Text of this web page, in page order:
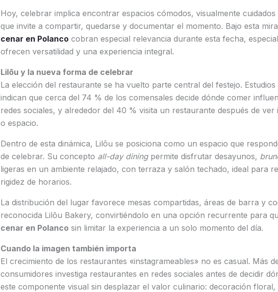
Hoy, celebrar implica encontrar espacios cómodos, visualmente
que invite a compartir, quedarse y documentar el momento. Bajo esta
cenar en Polancocobran especial relevancia durante esta fecha,
ofrecen versatilidad y una experiencia integral.
Lilōu y la nueva forma de celebrar
La elección del restaurante se ha vuelto parte central del festejo. Estudios
indican que cerca del 74 % de los comensales decide dónde comer
redes sociales, y alrededor del 40 % visita un restaurante después de ver
o espacio.
Dentro de esta dinámica, Lilōu se posiciona como un espacio que
de celebrar. Su concepto all-day dining permite disfrutar desayunos,
ligeras en un ambiente relajado, con terraza y salón techado, ideal para
rigidez de horarios.
La distribución del lugar favorece mesas compartidas, áreas de barra y
reconocida Lilōu Bakery, convirtiéndolo en una opción recurrente para
cenar en Polancosin limitar la experiencia a un solo momento del día.
Cuando la imagen también importa
El crecimiento de los restaurantes «instagrameables» no es casual. Más
consumidores investiga restaurantes en redes sociales antes de decidir
este componente visual sin desplazar el valor culinario: decoración floral,